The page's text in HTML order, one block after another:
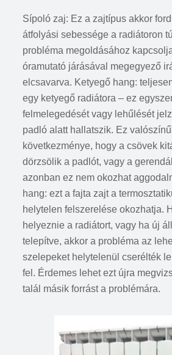
Sípoló zaj: Ez a zajtípus akkor
átfolyási sebessége a radiátoron
probléma megoldásához
óramutató járásával megegyező
elcsavarva. Ketyegő hang:
egy ketyegő radiátora – ez
felmelegedését vagy lehűlését
padló alatt hallatszik. Ez
következménye, hogy a csövek
dörzsölik a padlót, vagy a
azonban ez nem okozhat
hang: ezt a fajta zajt a
helytelen felszerelése okozhatja.
helyeznie a radiátort, vagy ha új
telepítve, akkor a probléma az
szelepeket helytelenül cserélték
fel. Érdemes lehet ezt újra
talál másik forrást a problémára.